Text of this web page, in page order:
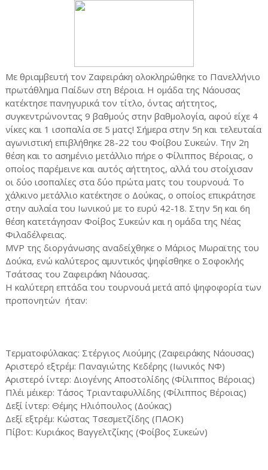
Με θριαμβευτή τον Ζαφειράκη ολοκληρώθηκε το Πανελλήνιο
πρωτάθλημα Παίδων στη Βέροια. Η ομάδα της Νάουσας
κατέκτησε πανηγυρικά τον τίτλο, όντας αήττητος,
συγκεντρώνοντας 9 βαθμούς στην βαθμολογία, αφού είχε 4
νίκες και 1 ισοπαλία σε 5 ματς! Σήμερα στην 5η και τελευταία
αγωνιστική επιβλήθηκε 28-22 του Φοίβου Συκεών. Την 2η
θέση και το ασημένιο μετάλλιο πήρε ο Φίλιππος Βέροιας, ο
οποίος παρέμεινε και αυτός αήττητος, αλλά του στοίχισαν
οι δύο ισοπαλίες στα δύο πρώτα ματς του τουρνουά. Το
χάλκινο μετάλλιο κατέκτησε ο Δούκας, ο οποίος επικράτησε
στην αυλαία του Ιωνικού με το ευρύ 42-18. Στην 5η και 6η
θέση κατετάγησαν Φοίβος Συκεών και η ομάδα της Νέας
Φιλαδέλφειας.
MVP της διοργάνωσης αναδείχθηκε ο Μάριος Μωραϊτης του
Δούκα, ενώ καλύτερος αμυντικός ψηφίσθηκε ο Σοφοκλής
Τσάτσας του Ζαφειράκη Νάουσας.
Η καλύτερη επτάδα του τουρνουά μετά από ψηφοφορία των
προπονητών ήταν:
Τερματοφύλακας: Στέργιος Λιούμης (Ζαφειράκης Νάουσας)
Αριστερό εξτρέμ: Παναγιώτης Κεδέρης (Ιωνικός ΝΦ)
Αριστερό ίντερ: Διογένης Αποστολίδης (Φίλιππος Βέροιας)
Πλέι μέικερ: Τάσος Τριανταφυλλίδης (Φίλιππος Βέροιας)
Δεξί ίντερ: Θέμης Ηλιόπουλος (Δούκας)
Δεξί εξτρέμ: Κώστας Τσεσμετζίδης (ΠΑΟΚ)
Πίβοτ: Κυριάκος Βαγγελτζίκης (Φοίβος Συκεών)